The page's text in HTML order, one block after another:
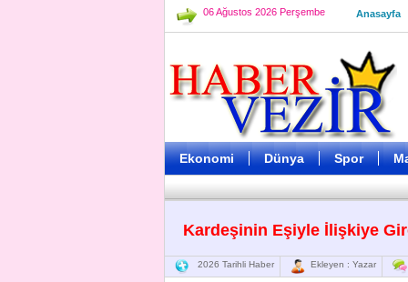
06 Ağustos 2026 Perşembe Anasayfa
Ekonomi Dünya Spor
Kardeşinin Eşiyle İlişkiye
2026 Tarihli Haber Ekleyen : Yazar